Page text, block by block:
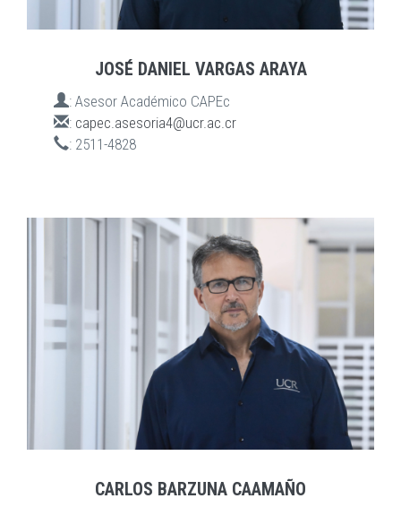
JOSÉ DANIEL VARGAS ARAYA
: Asesor Académico CAPEc
: capec.asesoria4@ucr.ac.cr
: 2511-4828
CARLOS BARZUNA CAAMAÑO